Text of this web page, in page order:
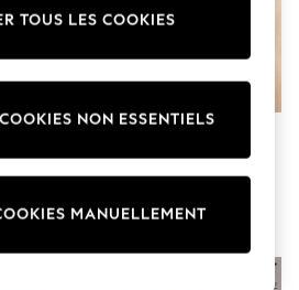
sets
-
Allaitement Sans Coutures
TOUS LES COOKIES
MANUELLEMENT
NON ESSENTIELS